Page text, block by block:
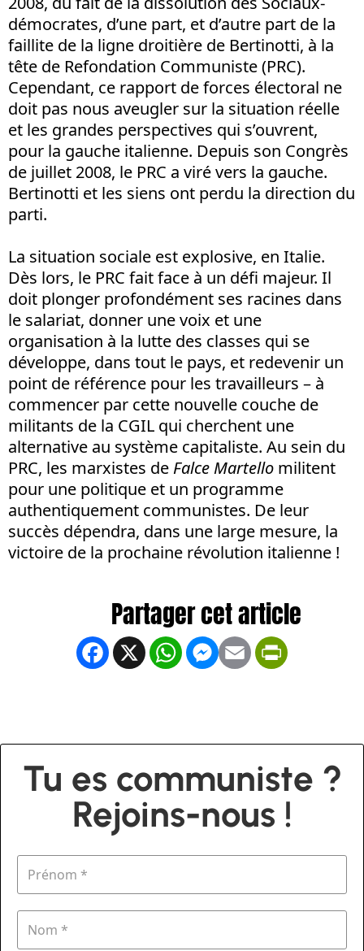
démocrates, d’une part, et d’autre part de la
faillite de la ligne droitière de Bertinotti, à la
tête de Refondation Communiste (PRC).
Cependant, ce rapport de forces électoral ne
doit pas nous aveugler sur la situation réelle
et les grandes perspectives qui s’ouvrent,
pour la gauche italienne. Depuis son Congrès
de juillet 2008, le PRC a viré vers la gauche.
Bertinotti et les siens ont perdu la direction du
parti.
La situation sociale est explosive, en Italie.
Dès lors, le PRC fait face à un défi majeur. Il
doit plonger profondément ses racines dans
le salariat, donner une voix et une
organisation à la lutte des classes qui se
développe, dans tout le pays, et redevenir un
point de référence pour les travailleurs – à
commencer par cette nouvelle couche de
militants de la CGIL qui cherchent une
alternative au système capitaliste. Au sein du
PRC, les marxistes de Falce Martello militent
pour une politique et un programme
authentiquement communistes. De leur
succès dépendra, dans une large mesure, la
victoire de la prochaine révolution italienne !
Facebook
X WhatsApp
Messenger
Email
Tu es communiste ?
Rejoins-nous !